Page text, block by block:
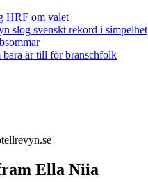
HRF om valet
slog svenskt rekord i simpelhet
bara är till för branschfolk
Ella Niia